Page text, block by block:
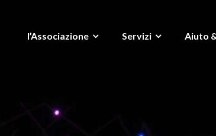
l’Associazione Servizi Aiuto